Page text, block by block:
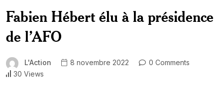
Fabien Hébert élu à la présidence
de l’AFO
L'Action 8 novembre 2022
0 Comments
30 Views